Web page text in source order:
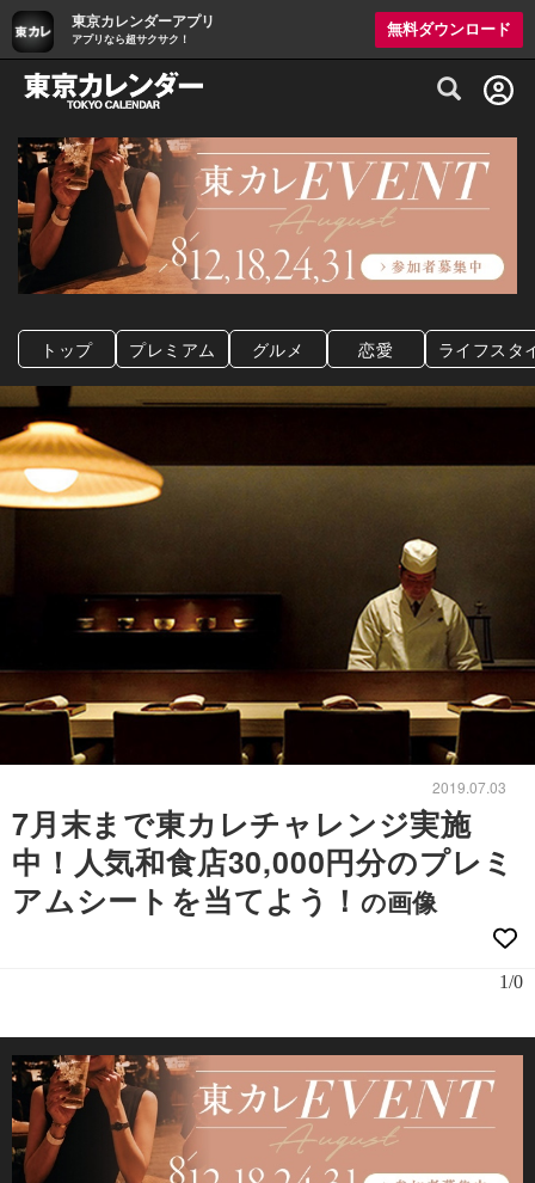
東京カレンダーアプリ
アプリなら超サクサク！
無料ダウンロード
グルメ情報・プレミアムレストラン予約
トップ プレミアム グルメ 恋愛 ライフスタ
2019.07.03
7月末まで東カレチャレンジ実施
中！人気和食店30,000円分のプレミ
アムシートを当てよう！ の画像
1/0